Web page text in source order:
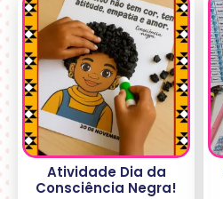
Atividade Dia da
Consciência Negra!